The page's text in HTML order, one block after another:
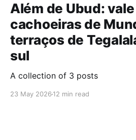
Além de Ubud:
cachoeiras de
terraços de
sul
A collection of 3 posts
23 May 2026 12 min read